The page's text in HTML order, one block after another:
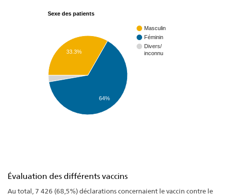
Sexe des patients
Masculin
Féminin
Divers/
inconnu
64%
33.3%
Évaluation des différents vaccins
Au total, 7 426 (68,5%) déclarations concernaient le vaccin contre le